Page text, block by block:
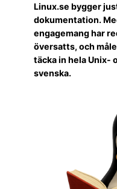
Linux.se bygger
dokumentation.
engagemang har
översatts, och
täcka in hela Unix-
svenska.